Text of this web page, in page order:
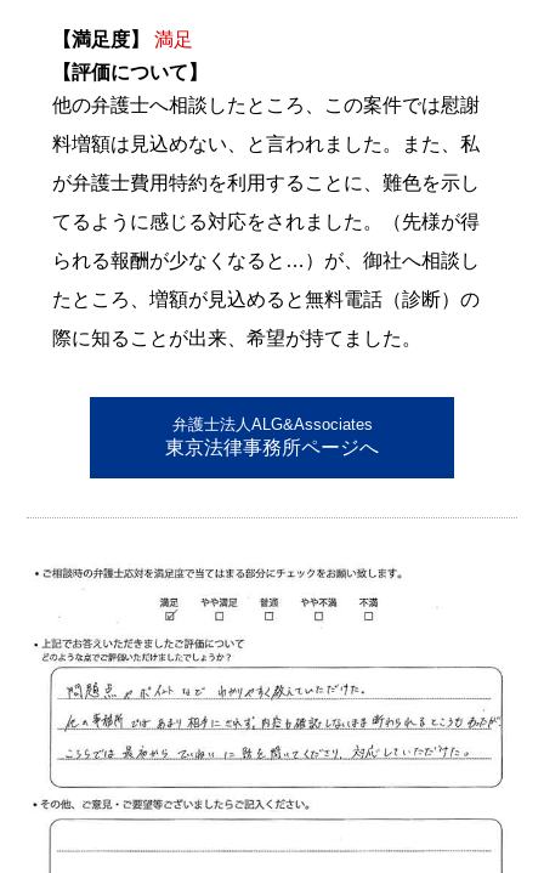
【満足度】
満足
【評価について】
他の弁護士へ相談したところ、この案件では慰謝
料増額は見込めない、と言われました。また、私
が弁護士費用特約を利用することに、難色を示し
てるように感じる対応をされました。（先様が得
られる報酬が少なくなると…）が、御社へ相談し
たところ、増額が見込めると無料電話（診断）の
際に知ることが出来、希望が持てました。
弁護士法人ALG&Associates
東京法律事務所ページへ